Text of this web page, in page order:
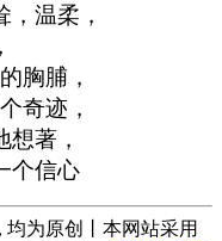
温柔，
胸脯，
奇迹，
著，
个信心
为原创丨本网站采用